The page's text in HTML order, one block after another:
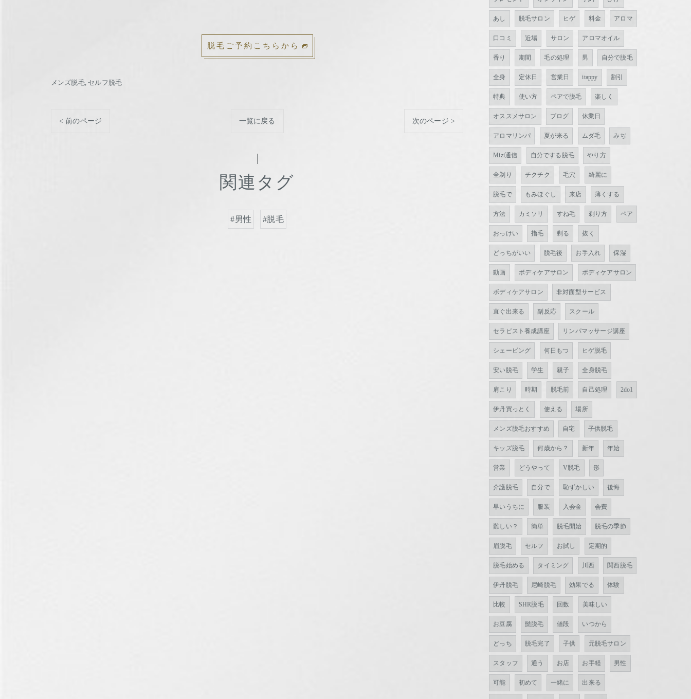
脱毛ご予約こちらから
メンズ脱毛 セルフ脱毛
< 前のページ 一覧に戻る 次のページ >
関連タグ
#男性 #脱毛
あし 脱毛サロン ヒゲ 料金 アロマ
口コミ 近場 サロン アロマオイル
香り 期間 毛の処理 男 自分で脱毛
全身 定休日 営業日 itappy 割引
特典 使い方 ペアで脱毛 楽しく
オススメサロン ブログ 休業日
アロマリンパ 夏が来る ムダ毛 みぢ
Mizi通信 自分でする脱毛 やり方
全剃り チクチク 毛穴 綺麗に
脱毛で もみほぐし 来店 薄くする
方法 カミソリ すね毛 剃り方 ペア
おっけい 指毛 剃る 抜く
どっちがいい 脱毛後 お手入れ 保湿
動画 ボディケアサロン ボディケアサロン
ボディケアサロン 非対面型サービス
直ぐ出来る 副反応 スクール
セラピスト養成講座 リンパマッサージ講座
シェービング 何日もつ ヒゲ脱毛
安い脱毛 学生 親子 全身脱毛
肩こり 時期 脱毛前 自己処理 2do1
伊丹買っとく 使える 場所
メンズ脱毛おすすめ 自宅 子供脱毛
キッズ脱毛 何歳から？ 新年 年始
営業 どうやって V脱毛 形
介護脱毛 自分で 恥ずかしい 後悔
早いうちに 服装 入会金 会費
難しい？ 簡単 脱毛開始 脱毛の季節
眉脱毛 セルフ お試し 定期的
脱毛始める タイミング 川西 関西脱毛
伊丹脱毛 尼崎脱毛 効果でる 体験
比較 SHR脱毛 回数 美味しい
お豆腐 髭脱毛 値段 いつから
どっち 脱毛完了 子供 元脱毛サロン
スタッフ 通う お店 お手軽 男性
可能 初めて 一緒に 出来る